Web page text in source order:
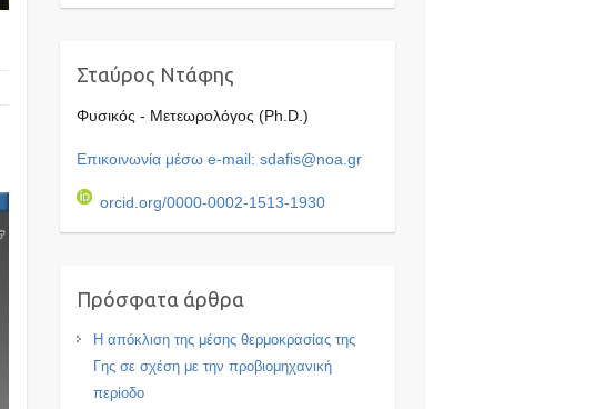
Σταύρος Ντάφης
Φυσικός - Μετεωρολόγος (Ph.D.)
Επικοινωνία μέσω e-mail: sdafis@noa.gr
orcid.org/0000-0002-1513-1930
Πρόσφατα άρθρα
Η απόκλιση της μέσης θερμοκρασίας της
Γης σε σχέση με την προβιομηχανική
περίοδο